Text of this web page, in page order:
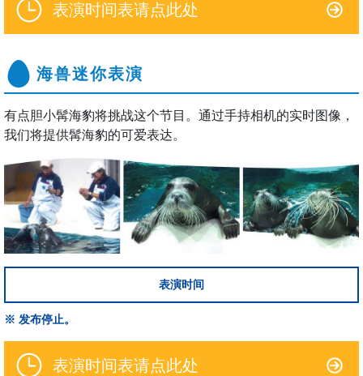
表演时间表请点此处
海兽迷你表演
有点胆小髯海豹将挑战这个节目。通过手持相机的实时图像，
我们将提供髯海豹的可爱表达。
表演时间
※ 发布停止。
表演时间表请点此处